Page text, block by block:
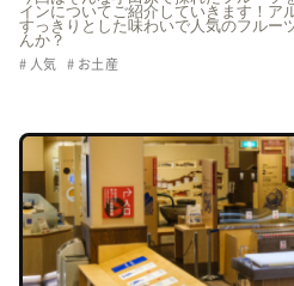
インについてご紹介していきます！ア
すっきりとした味わいで人気のフルー
んか？
人気 お土産